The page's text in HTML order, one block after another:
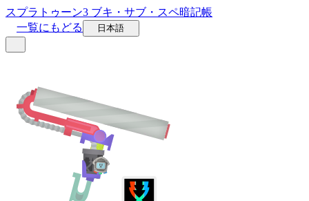
スプラトゥーン3 ブキ・サブ・スペ暗記帳
一覧にもどる
日本語